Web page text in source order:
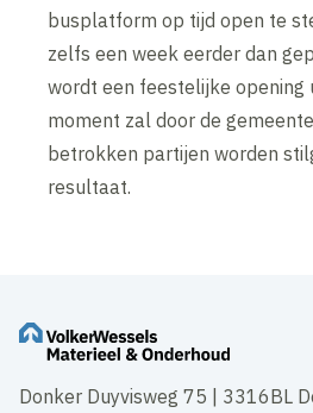
busplatform op tijd open te
zelfs een week eerder dan
wordt een feestelijke opening
moment zal door de
betrokken partijen worden
resultaat.
Donker Duyvisweg 75 | 3316BL